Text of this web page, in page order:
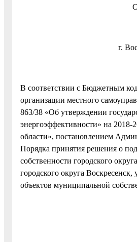
г.
В соответствии с Бюджетным
организации местного
863/38 «Об утверждении
энергоэффективности» на
области», постановлением
Порядка принятия решения о
собственности городского
городского округа
объектов муниципальной